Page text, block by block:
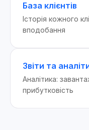
База клієнтів
Історія кожного
вподобання
Звіти та
Аналітика:
прибутковість